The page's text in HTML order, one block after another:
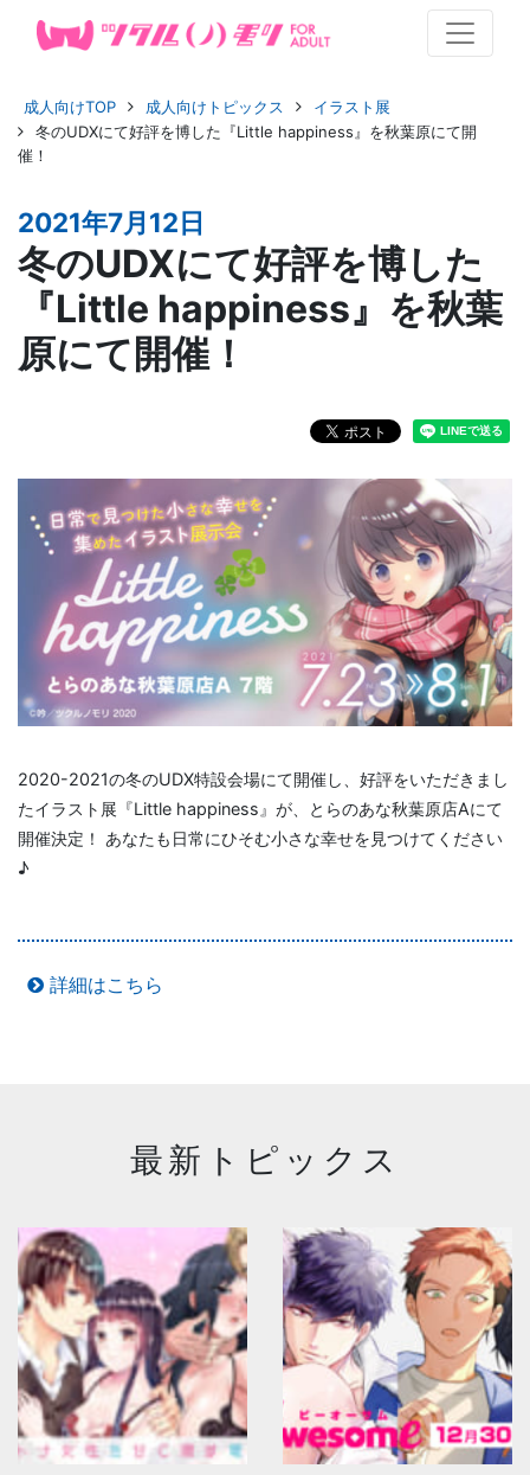
成人向けTOP 成人向けトピックス
イラスト展
冬のUDXにて好評を博した『Little happiness』を秋葉原にて開
催！
2021年7月12日
冬のUDXにて好評を博した
『Little happiness』を秋葉
原にて開催！
2020-2021の冬のUDX特設会場にて開催し、好評をいただきまし
たイラスト展『Little happiness』が、とらのあな秋葉原店Aにて
開催決定！ あなたも日常にひそむ小さな幸せを見つけてください
♪
詳細はこちら
最新トピックス